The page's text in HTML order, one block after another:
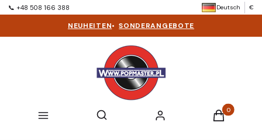
📞 +48 508 166 388 Deutsch €
NEUHEITEN• SONDERANGEBOTE
Menü Suchmaschine öffnen
Suchen Einloggen Produkte im
Warenkorb